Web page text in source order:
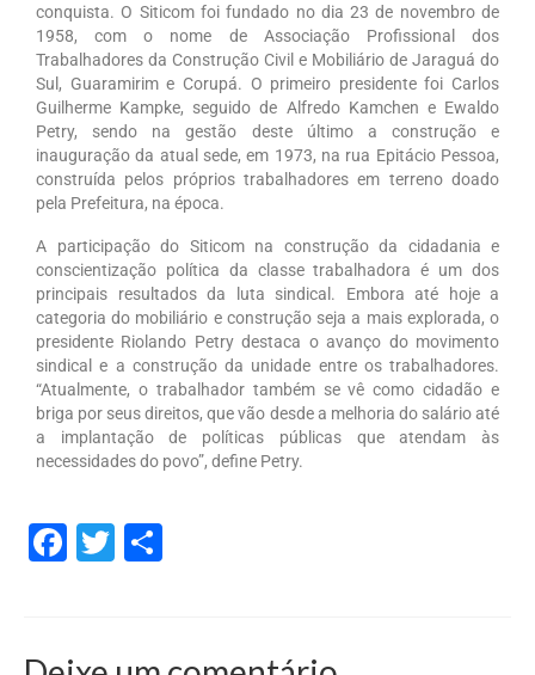
Guias
Contato
Links
conquista. O Siticom foi fundado no dia 23 de novembro de
1958, com o nome de Associação Profissional dos
Trabalhadores da Construção Civil e Mobiliário de Jaraguá do
Sul, Guaramirim e Corupá. O primeiro presidente foi Carlos
Guilherme Kampke, seguido de Alfredo Kamchen e Ewaldo
Petry, sendo na gestão deste último a construção e
inauguração da atual sede, em 1973, na rua Epitácio Pessoa,
construída pelos próprios trabalhadores em terreno doado
pela Prefeitura, na época.
A participação do Siticom na construção da cidadania e
conscientização política da classe trabalhadora é um dos
principais resultados da luta sindical. Embora até hoje a
categoria do mobiliário e construção seja a mais explorada, o
presidente Riolando Petry destaca o avanço do movimento
sindical e a construção da unidade entre os trabalhadores.
“Atualmente, o trabalhador também se vê como cidadão e
briga por seus direitos, que vão desde a melhoria do salário até
a implantação de políticas públicas que atendam às
necessidades do povo”, define Petry.
Facebook
Twitter